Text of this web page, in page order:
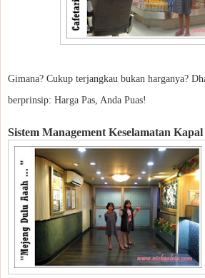
Gimana? Cukup terjangkau bukan harganya?
berprinsip: Harga Pas, Anda Puas!
Sistem Management Keselamatan Kapal